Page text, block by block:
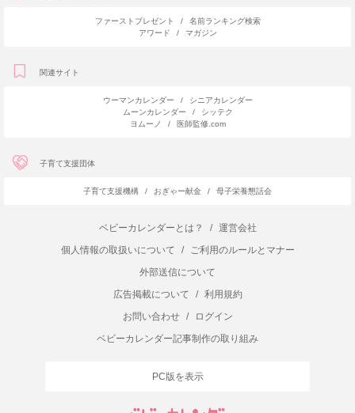
ファーストプレゼント /
名前ランキング検索
アワード
/ マガジン
関連サイト
ウーマンカレンダー /
シニアカレンダー
ムーンカレンダー
/
シッテク
ヨムーノ
/ 医師監修.com
子育て支援団体
子育て支援機構 / おぎゃー献金 / 母子栄養懇話会
ベビーカレンダーとは？ /
運営会社
個人情報の取扱いについて
/
ご利用のルールとマナー
外部送信について
広告掲載について
/
利用規約
お問い合わせ
/
ログイン
ベビーカレンダー記事制作の取り組み
PC版を表示